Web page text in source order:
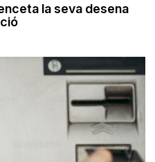
la seva desena